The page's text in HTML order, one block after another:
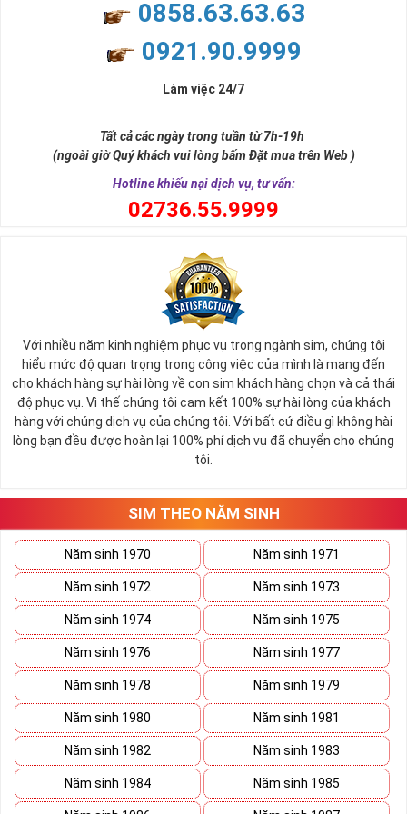
phương diện ý nghĩa từng con số:
Số 1: là con số được coi là nguồn khởi đầu của vạn
vật trên vũ trụ này, một sự khởi đầu may mắn.
Số 6: dân ta coi số 6 là con số Lộc, tài lộc, con số may
coi nó là Phát, phát lộc phát tài.
Càng Ngày Càng Phát sim đuôi 1668 hoàn chỉnh là  Nhất
Lộc Lộc Phát, may mắn, tài lộc đến quanh năm.
công việc thuận lợi, khởi nghiệp suôn sẻ.
Khi sở hữu Sim Càng Ngày Càng Phát sim đuôi 1668 hoàn
chỉnh thì bạn sẽ được một bộ " Nhất lộc lộc phát" hay "Càng
ngày càng phát", chiếc sim sẽ đem lại may mắn, thuận lợi
trong công việc cũng như trong cuộc sống cho chủ nhân
của nó.
Lưu Ý Khi Mua Sim Số Đẹp
Càng Ngày Càng Phát
Càng Ngày Càng Phát sim đuôi 1668 chính là con số may
mắn do đó mà cũng cho biết được số mạng mỗi người là sẽ
ăn nên làm ra.
Do vậy Sim Càng Ngày Càng Phát sim đuôi 1668 là một
sim tốt.
Thế nhưng không phải bất kỳ ai sử dụng thì ý nghĩa Sim
Càng Ngày Càng Phát sim đuôi 1668 cũng sẽ mang lại tài
lộc cho họ, cũng phải phụ thuộc chính tuổi, phong thủy của
họ thích hợp với con số ấy.
Cộng vào đó là mỗi bạn cũng có nhiều cách chọn, suy nghĩ
khác nhau, vì thế các con số phù hợp với cá nhân cũng
khác, phải chọn thật cẩn thận.
0858.63.63.63
0921.90.9999
Làm việc 24/7
Tất cả các ngày trong tuần từ 7h-19h
(ngoài giờ Quý khách vui lòng bấm Đặt mua trên Web )
Hotline khiếu nại dịch vụ, tư vấn:
02736.55.9999
Với nhiều năm kinh nghiệm phục vụ trong ngành sim, chúng tôi
hiểu mức độ quan trọng trong công việc của mình là mang đến
cho khách hàng sự hài lòng về con sim khách hàng chọn và cả thái
độ phục vụ. Vì thế chúng tôi cam kết 100% sự hài lòng của khách
hàng với chúng dịch vụ của chúng tôi. Với bất cứ điều gì không hài
lòng bạn đều được hoàn lại 100% phí dịch vụ đã chuyển cho chúng
tôi.
SIM THEO NĂM SINH
Năm sinh 1970 Năm sinh 1971
Năm sinh 1972 Năm sinh 1973
Năm sinh 1974 Năm sinh 1975
Năm sinh 1976 Năm sinh 1977
Năm sinh 1978 Năm sinh 1979
Năm sinh 1980 Năm sinh 1981
Năm sinh 1982 Năm sinh 1983
Năm sinh 1984 Năm sinh 1985